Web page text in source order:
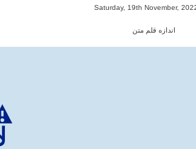
Saturday, 19th November,
اندازه قلم متن